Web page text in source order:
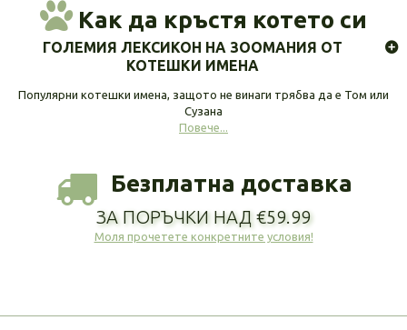
Как да кръстя котето си
ГОЛЕМИЯ ЛЕКСИКОН НА ЗООМАНИЯ ОТ
КОТЕШКИ ИМЕНА
Популярни котешки имена, защото не винаги трябва да е Том или
Сузана
Повече...
Безплатна доставка
ЗА ПОРЪЧКИ НАД €59.99
Моля прочетете конкретните условия!